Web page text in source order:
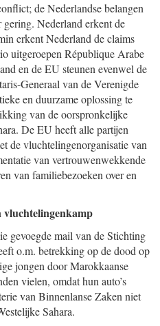
de Nederlandse belangen
gering. Nederland erkent de
erkent Nederland de claims
uitgeroepen République Arabe
en de EU steunen evenwel de
Generaal van de Verenigde
en duurzame oplossing te
van de oorspronkelijke
De EU heeft alle partijen
de vluchtelingenorganisatie van
van vertrouwenwekkende
van familiebezoeken over en
vluchtelingenkamp
gevoegde mail van de Stichting
o.m. betrekking op de dood op
jongen door Marokkaanse
vielen, omdat hun auto’s
van Binnenlanse Zaken niet
Sahara.